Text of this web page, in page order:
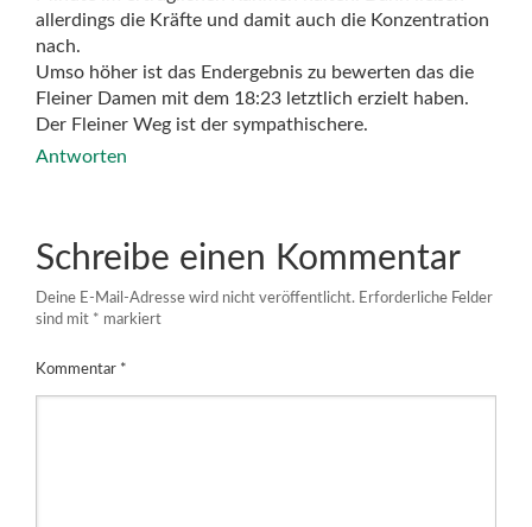
allerdings die Kräfte und damit auch die Konzentration
nach.
Umso höher ist das Endergebnis zu bewerten das die
Fleiner Damen mit dem 18:23 letztlich erzielt haben.
Der Fleiner Weg ist der sympathischere.
Antworten
Schreibe einen Kommentar
Deine E-Mail-Adresse wird nicht veröffentlicht. Erforderliche Felder
sind mit * markiert
Kommentar *